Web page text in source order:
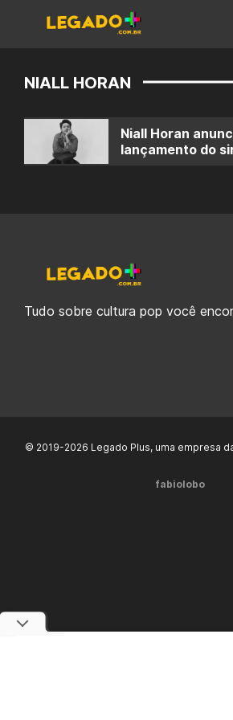
NIALL HORAN
Niall Horan
lançamento do
Tudo sobre cultura pop você
© 2019-2026 Legado Plus, uma empresa
fabiolobo